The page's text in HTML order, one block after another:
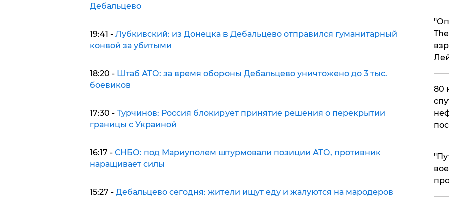
Дебальцево
19:41 - Лубкивский: из Донецка в Дебальцево отправился гуманитарный
конвой за убитыми
18:20 - Штаб АТО: за время обороны Дебальцево уничтожено до 3 тыс.
боевиков
17:30 - Турчинов: Россия блокирует принятие решения о перекрытии
границы с Украиной
16:17 - СНБО: под Мариуполем штурмовали позиции АТО, противник
наращивает силы
15:27 - Дебальцево сегодня: жители ищут еду и жалуются на мародеров
80